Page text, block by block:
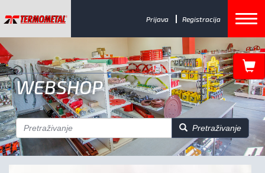
Prijava Registracija
WEBSHOP
Pretraživanje